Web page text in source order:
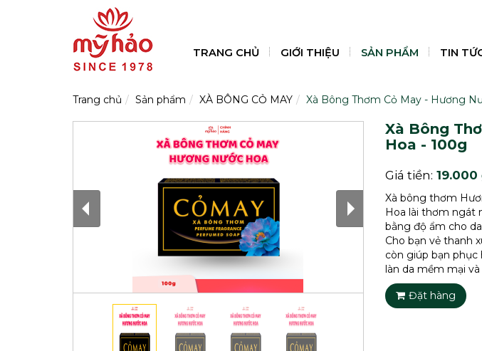
TRANG CHỦ GIỚI THIỆU SẢN PHẨM TIN
Trang chủ Sản phẩm XÀ BÔNG CỎ MAY Xà Bông Thơm Cỏ May - Hương
Xà Bông
Hoa - 100g
Giá tiền: 19.000
Xà bông thơm
Hoa lài thơm ngát
bằng độ ẩm cho
Cho bạn vẻ thanh
còn giúp bạn phục
làn da mềm mại
Đặt hàng